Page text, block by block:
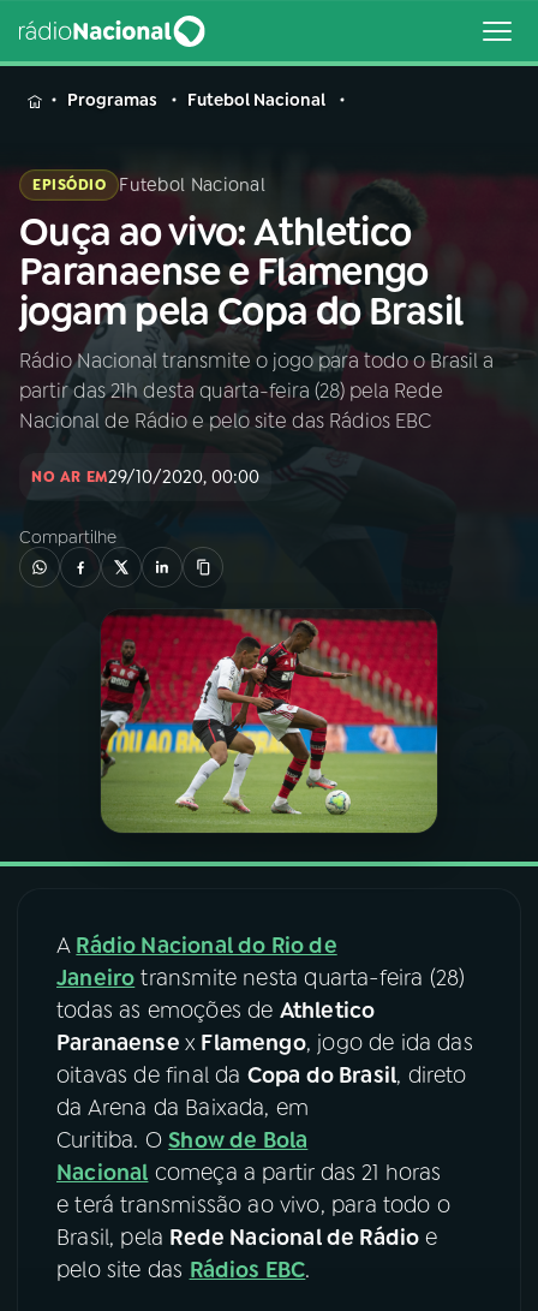
MENU
Buscar
na
Rádio
Nacional
Buscar
AO VIVO
PROGRAMAS
PODCASTS
VIDEOCASTS
08FESTIVAL DE MÚSICA
ACOMPANHE A RÁDIO NACIONAL
YouTube Facebook
Instagram X
TikTok
Programas Futebol Nacional
EPISÓDIO Futebol Nacional
Ouça ao vivo: Athletico
Paranaense e Flamengo
jogam pela Copa do Brasil
Rádio Nacional transmite o jogo para todo o Brasil a
partir das 21h desta quarta-feira (28) pela Rede
Nacional de Rádio e pelo site das Rádios EBC
NO AR EM29/10/2020, 00:00
Compartilhe
A Rádio Nacional do Rio de
Janeiro transmite nesta quarta-feira (28)
todas as emoções de Athletico
Paranaense x Flamengo, jogo de ida das
oitavas de final da Copa do Brasil, direto
da Arena da Baixada, em
Curitiba. OShow de Bola
Nacional começa a partir das 21 horas
e terá transmissão ao vivo, para todo o
Brasil, pela Rede Nacional de Rádio e
pelo site das Rádios EBC.